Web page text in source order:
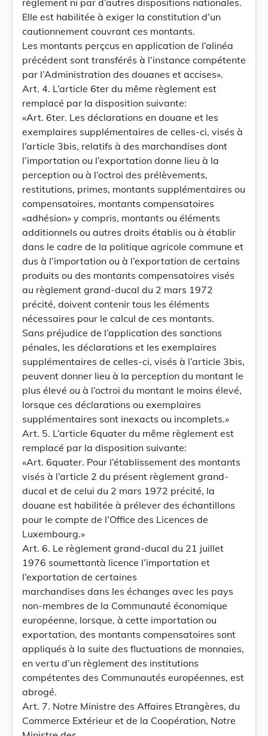
règlement ni par d’autres dispositions nationales.
Elle est habilitée à exiger la constitution d’un
cautionnement couvrant ces montants.
Les montants perçcus en application de l’alinéa
précédent sont transférés à l’instance compétente
par l’Administration des douanes et accises».
Art. 4. L’article 6ter du même règlement est
remplacé par la disposition suivante:
«Art. 6ter. Les déclarations en douane et les
exemplaires supplémentaires de celles-ci, visés à
l’article 3bis, relatifs à des marchandises dont
l’importation ou l’exportation donne lieu à la
perception ou à l’octroi des prélèvements,
restitutions, primes, montants supplémentaires ou
compensatoires, montants compensatoires
«adhésion» y compris, montants ou éléments
additionnels ou autres droits établis ou à établir
dans le cadre de la politique agricole commune et
dus à l’importation ou à l’exportation de certains
produits ou des montants compensatoires visés
au règlement grand-ducal du 2 mars 1972
précité, doivent contenir tous les éléments
nécessaires pour le calcul de ces montants.
Sans préjudice de l’application des sanctions
pénales, les déclarations et les exemplaires
supplémentaires de celles-ci, visés à l’article 3bis,
peuvent donner lieu à la perception du montant le
plus élevé ou à l’octroi du montant le moins élevé,
lorsque ces déclarations ou exemplaires
supplémentaires sont inexacts ou incomplets.»
Art. 5. L’article 6quater du même règlement est
remplacé par la disposition suivante:
«Art. 6quater. Pour l’établissement des montants
visés à l’article 2 du présent règlement grand-
ducal et de celui du 2 mars 1972 précité, la
douane est habilitée à prélever des échantillons
pour le compte de l’Office des Licences de
Luxembourg.»
Art. 6. Le règlement grand-ducal du 21 juillet
1976 soumettantà licence l’importation et
l’exportation de certaines
marchandises dans les échanges avec les pays
non-membres de la Communauté économique
européenne, lorsque, à cette importation ou
exportation, des montants compensatoires sont
appliqués à la suite des fluctuations de monnaies,
en vertu d’un règlement des institutions
compétentes des Communautés européennes, est
abrogé.
Art. 7. Notre Ministre des Affaires Etrangères, du
Commerce Extérieur et de la Coopération, Notre